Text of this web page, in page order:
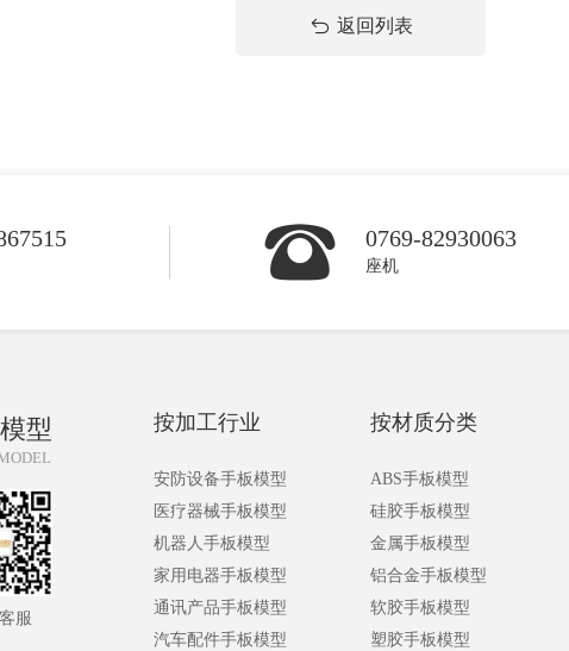
返回列表
0769-82930063
座机
型
服
按加工行业
安防设备手板模型
医疗器械手板模型
机器人手板模型
家用电器手板模型
通讯产品手板模型
汽车配件手板模型
按材质分类
ABS手板模型
硅胶手板模型
金属手板模型
铝合金手板模型
软胶手板模型
塑胶手板模型